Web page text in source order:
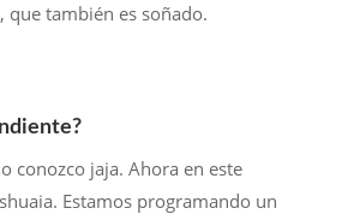
que también es soñado.
conozco jaja. Ahora en este
Estamos programando un